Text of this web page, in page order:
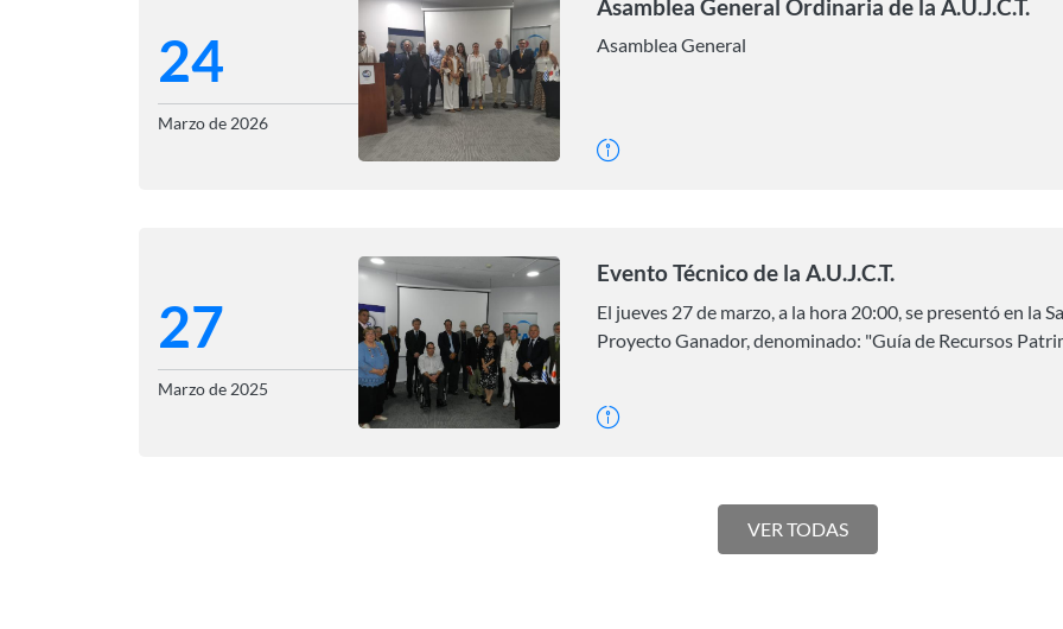
24
Marzo de 2026
Asamblea General Ordinaria de la A.U.J.C.T.
Asamblea General
27
Marzo de 2025
Evento Técnico de la A.U.J.C.T.
El jueves 27 de marzo, a la hora 20:00, se presentó en la
Proyecto Ganador, denominado: "Guía de Recursos
VER TODAS